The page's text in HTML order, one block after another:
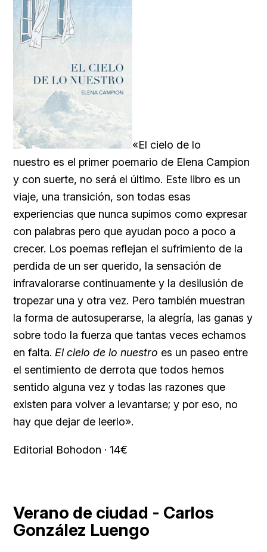
«El cielo de lo
nuestro es el primer poemario de Elena Campion
y con suerte, no será el último. Este libro es un
viaje, una transición, son todas esas
experiencias que nunca supimos como expresar
con palabras pero que ayudan poco a poco a
crecer. Los poemas reflejan el sufrimiento de la
perdida de un ser querido, la sensación de
infravalorarse continuamente y la desilusión de
tropezar una y otra vez. Pero también muestran
la forma de autosuperarse, la alegría, las ganas y
sobre todo la fuerza que tantas veces echamos
en falta. El cielo de lo nuestro es un paseo entre
el sentimiento de derrota que todos hemos
sentido alguna vez y todas las razones que
existen para volver a levantarse; y por eso, no
hay que dejar de leerlo».
Editorial Bohodon · 14€
Verano de ciudad - Carlos
González Luengo